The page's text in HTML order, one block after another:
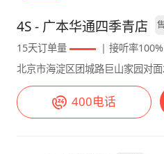
错，动力输出很稳，上
超车也轻松，一点不肉。
带颠簸感很小，坐在车里
的一大亮点，开车时一
间也宽敞，而且后排地板
人也可以舒舒服服地坐
时购物和自驾游放行李
全没有顿挫，我的雷凌也
点顿挫，在皓影身上是完
这么大个车几乎没有虚位，指
目前油耗是7-8个油，还
该会再降一点。第一箱油
里，6毛7一公里，这么
4S - 广本华通四季青店
15天订单量
| 接听率100%
北京市海淀区团城路巨山家园对
400电话